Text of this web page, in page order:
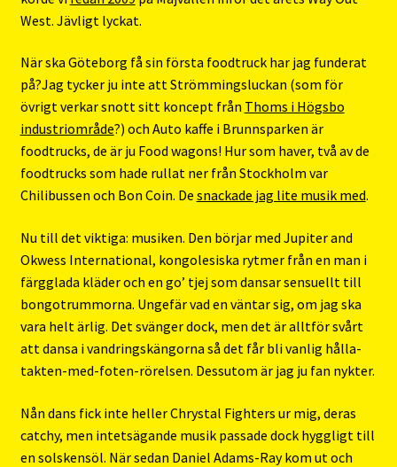
West. Jävligt lyckat.
När ska Göteborg få sin första foodtruck har jag funderat
på?Jag tycker ju inte att Strömmingsluckan (som för
övrigt verkar snott sitt koncept från Thoms i Högsbo
industriområde?) och Auto kaffe i Brunnsparken är
foodtrucks, de är ju Food wagons! Hur som haver, två av de
foodtrucks som hade rullat ner från Stockholm var
Chilibussen och Bon Coin. De snackade jag lite musik med.
Nu till det viktiga: musiken. Den börjar med Jupiter and
Okwess International, kongolesiska rytmer från en man i
färgglada kläder och en go’ tjej som dansar sensuellt till
bongotrummorna. Ungefär vad en väntar sig, om jag ska
vara helt ärlig. Det svänger dock, men det är alltför svårt
att dansa i vandringskängorna så det får bli vanlig hålla-
takten-med-foten-rörelsen. Dessutom är jag ju fan nykter.
Nån dans fick inte heller Chrystal Fighters ur mig, deras
catchy, men intetsägande musik passade dock hyggligt till
en solskensöl. När sedan Daniel Adams-Ray kom ut och